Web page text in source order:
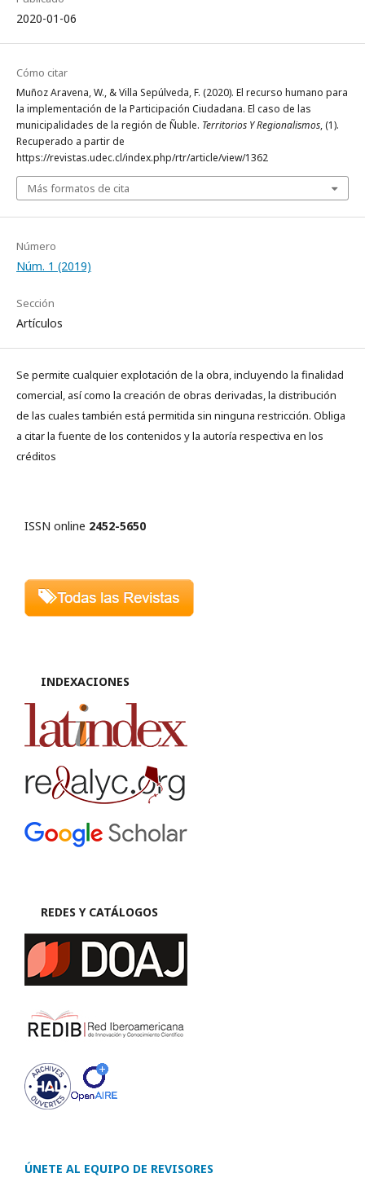
2020-01-06
Cómo citar
Muñoz Aravena, W., & Villa Sepúlveda, F. (2020). El recurso humano para
la implementación de la Participación Ciudadana. El caso de las
municipalidades de la región de Ñuble. Territorios Y Regionalismos, (1).
Recuperado a partir de
https://revistas.udec.cl/index.php/rtr/article/view/1362
Más formatos de cita
Número
Núm. 1 (2019)
Sección
Artículos
Se permite cualquier explotación de la obra, incluyendo la finalidad
comercial, así como la creación de obras derivadas, la distribución
de las cuales también está permitida sin ninguna restricción. Obliga
a citar la fuente de los contenidos y la autoría respectiva en los
créditos
ISSN online 2452-5650
INDEXACIONES
REDES Y CATÁLOGOS
ÚNETE AL EQUIPO DE REVISORES